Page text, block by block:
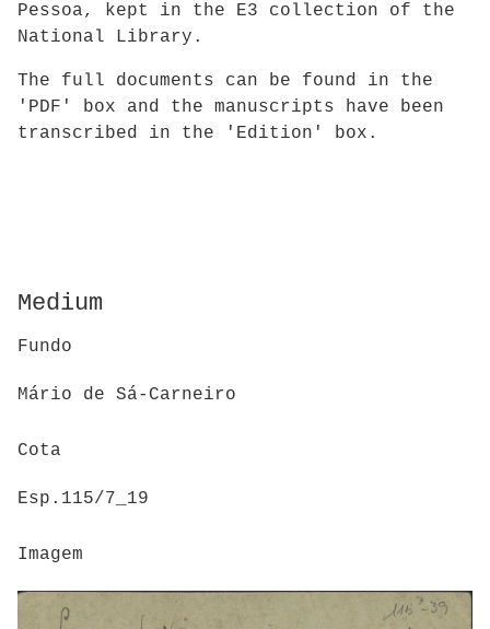
Pessoa, kept in the E3 collection of the
National Library.
The full documents can be found in the
'PDF' box and the manuscripts have been
transcribed in the 'Edition' box.
Medium
Fundo
Mário de Sá-Carneiro
Cota
Esp.115/7_19
Imagem